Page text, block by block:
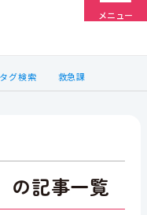
メニュー
タグ検索 救急課
の記事一覧